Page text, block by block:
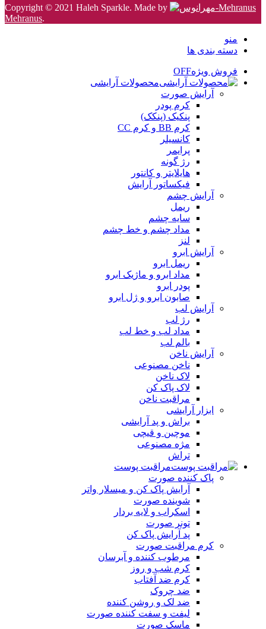
Copyright © 2021 Haleh Sparkle. Made by
Mehranus.
منو
دسته بندی ها
فروش ویژهOFF
محصولات آرایشی
آرایش صورت
کرم پودر
پنکیک (پنکک)
کرم BB و کرم CC
کانسیلر
پرایمر
رژ گونه
هایلایتر و کانتور
فیکساتور آرایش
آرایش چشم
ریمل
سایه چشم
مداد چشم و خط چشم
لنز
آرایش ابرو
ریمل ابرو
مداد ابرو و ماژیک ابرو
پودر ابرو
صابون ابرو و ژل ابرو
آرایش لب
رژ لب
مداد لب و خط لب
بالم لب
آرایش ناخن
ناخن مصنوعی
لاک ناخن
لاک پاک کن
مراقبت ناخن
ابزار آرایشی
براش و پد آرایشی
موچین و قیچی
مژه مصنوعی
تراش
مراقبت پوست
پاک کننده صورت
آرايش پاک کن و ميسلار واتر
شوينده صورت
اسکراب و لايه بردار
تونر صورت
پد آرايش پاک کن
کرم مراقبت صورت
مرطوب کننده و آبرسان
کرم شب و روز
کرم ضد آفتاب
ضد چروک
ضد لک و روشن کننده
ليفت و سفت کننده صورت
ماسک صورت